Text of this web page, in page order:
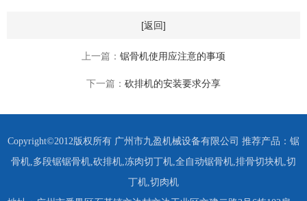
[返回]
上一篇： 锯骨机使用应注意的事项
下一篇： 砍排机的安装要求分享
Copyright©2012版权所有 广州市九盈机械设备有限公司 推荐产品： 锯
骨机 多段锯锯骨机 砍排机 冻肉切丁机 全自动锯骨机 排骨切块机 切
丁机 切肉机